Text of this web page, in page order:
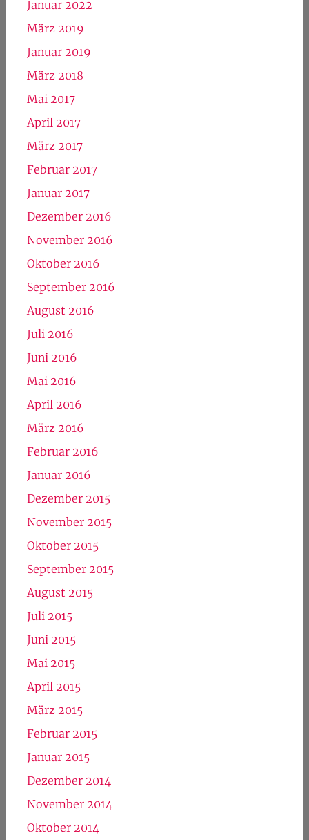
Januar 2022
März 2019
Januar 2019
März 2018
Mai 2017
April 2017
März 2017
Februar 2017
Januar 2017
Dezember 2016
November 2016
Oktober 2016
September 2016
August 2016
Juli 2016
Juni 2016
Mai 2016
April 2016
März 2016
Februar 2016
Januar 2016
Dezember 2015
November 2015
Oktober 2015
September 2015
August 2015
Juli 2015
Juni 2015
Mai 2015
April 2015
März 2015
Februar 2015
Januar 2015
Dezember 2014
November 2014
Oktober 2014